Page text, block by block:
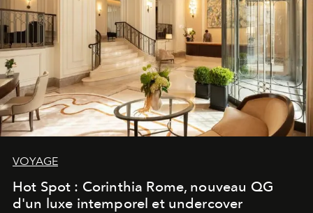
VOYAGE
Hot Spot : Corinthia Rome, nouveau QG
d'un luxe intemporel et undercover